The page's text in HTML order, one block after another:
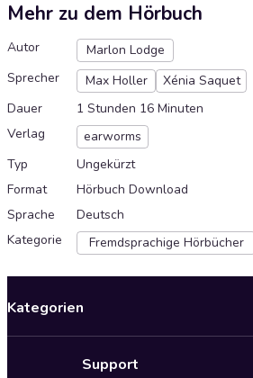
Mehr zu dem Hörbuch
Autor
Marlon Lodge
Sprecher
Max Holler
Xénia Saquet
Dauer
1 Stunden 16 Minuten
Verlag
earworms
Typ
Ungekürzt
Format
Hörbuch Download
Sprache
Deutsch
Kategorie
Fremdsprachige Hörbücher
Kategorien
Support